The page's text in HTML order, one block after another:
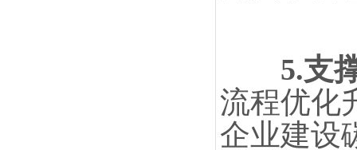
5.支
流程优化
企业建设